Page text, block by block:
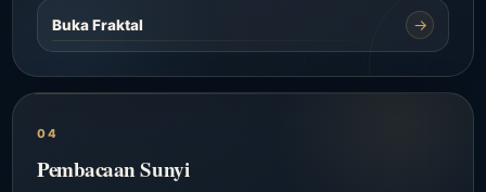
Buka Fraktal →
04
Pembacaan Sunyi